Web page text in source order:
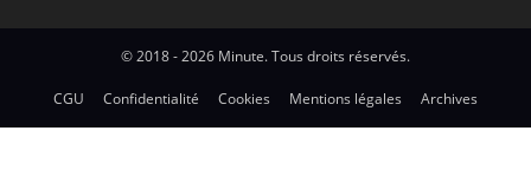
© 2018 - 2026 Minute. Tous droits réservés.
CGU Confidentialité Cookies Mentions légales Archives